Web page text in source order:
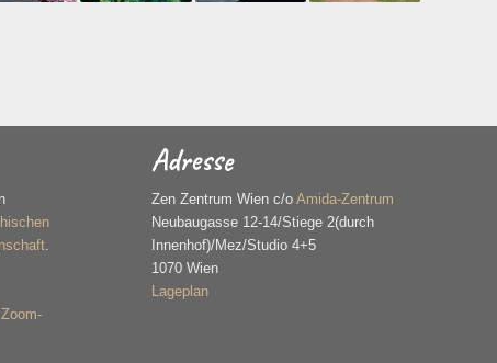
Adresse
Zen Zentrum Wien c/o Amida-Zentrum
Neubaugasse 12-14/Stiege 2(durch
Innenhof)/Mez/Studio 4+5
1070 Wien
Lageplan